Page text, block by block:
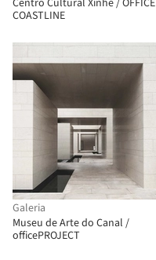
Centro Cultural Xinhe / OFFICE
COASTLINE
Galeria
Museu de Arte do Canal /
officePROJECT